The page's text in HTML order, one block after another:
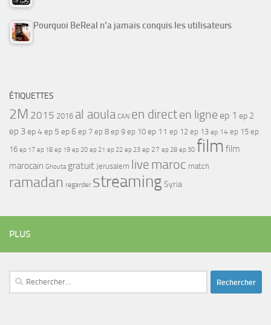
Pourquoi BeReal n’a jamais conquis les utilisateurs
ÉTIQUETTES
2M 2015 2016 al aoula CAN en directen ligne ep 1 ep 2
ep 3ep 4ep 5 ep 6 ep 7 ep 8 ep 9 ep 10 ep 11 ep 12 ep 13 ep 14 ep 15 ep
16 ep 17 ep 18 ep 19 ep 20 ep 21 ep 22 ep 23 ep 27 ep 28 ep 30 film film
marocain Ghouta gratuit Jerusalem live maroc match
ramadan regarder streamingSyria
PLUS
Rechercher :